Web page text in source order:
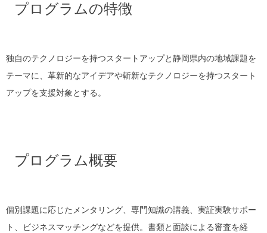
プログラムの特徴
独自のテクノロジーを持つスタートアップと静岡県内の地域課題を
テーマに、革新的なアイデアや斬新なテクノロジーを持つスタート
アップを支援対象とする。
プログラム概要
個別課題に応じたメンタリング、専門知識の講義、実証実験サポー
ト、ビジネスマッチングなどを提供。書類と面談による審査を経